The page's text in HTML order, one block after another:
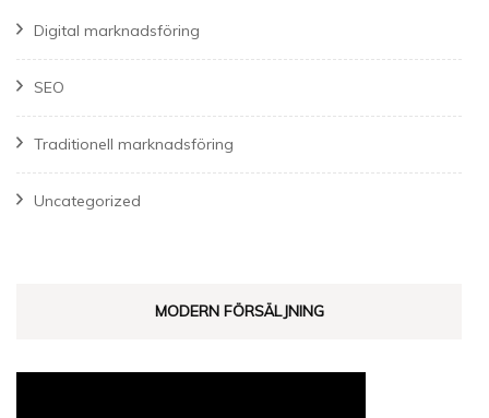
Digital marknadsföring
SEO
Traditionell marknadsföring
Uncategorized
MODERN FÖRSÄLJNING